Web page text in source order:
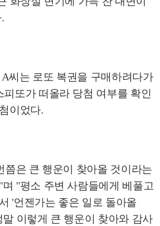
씨는 로또 복권을 구매하려다가
피또가 떠올라 당첨 여부를 확인
이었다.
쯤은 큰 행운이 찾아올 것이라는
"평소 주변 사람들에게 베풀고
'언젠가는 좋은 일로 돌아올
이렇게 큰 행운이 찾아와 감사